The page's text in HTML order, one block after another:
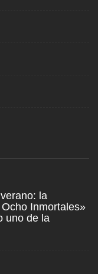
la
Inmortales»
uno de la